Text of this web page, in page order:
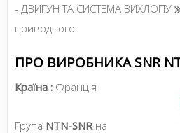
- ДВИГУН ТА СИСТЕМА ВИХЛОПУ
приводного
ПРО ВИРОБНИКА SNR
Країна : Франція
Група NTN-SNR на